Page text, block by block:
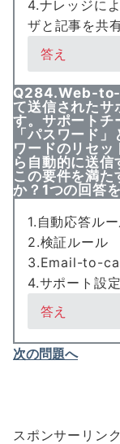
4.ナレッジに
ザと記事を共
答え
Q284.Web-to-
て送信されたサ
す。サポートチ
「パスワード
ワードのリセ
ら自動的に送
この要件を満
か？1つの回答
1.自動応答ル
2.検証ルール
3.Email-to-
4.サポート設定
答え
次の問題へ
スポンサーリンク